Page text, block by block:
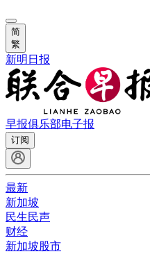
简
繁
新明日报
早报俱乐部电子报
订阅
最新
新加坡
民生民声
财经
新加坡股市